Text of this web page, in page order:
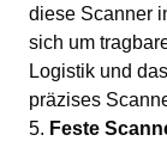
diese Scanner
sich um
Logistik und
präzises
Feste